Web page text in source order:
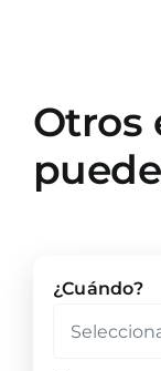
Otros
¿Cuándo?